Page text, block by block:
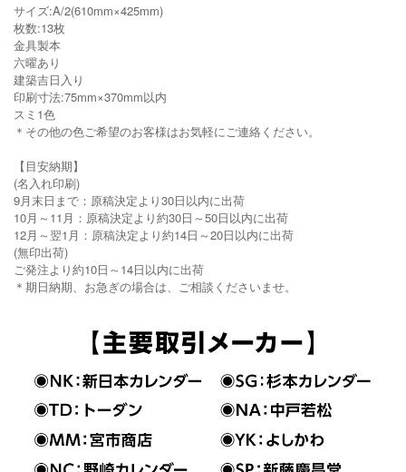
サイズ:A/2(610mm×425mm)
枚数:13枚
金具製本
六曜あり
建築吉日入り
印刷寸法:75mm×370mm以内
スミ1色
＊その他の色ご希望のお客様はお気軽にご連絡ください。
【目安納期】
(名入れ印刷)
9月末日まで：原稿決定より30日以内に出荷
10月～11月：原稿決定より約30日～50日以内に出荷
12月～翌1月：原稿決定より約14日～20日以内に出荷
(無印出荷)
ご発注より約10日～14日以内に出荷
＊期日納期、お急ぎの場合は、ご相談くださいませ。